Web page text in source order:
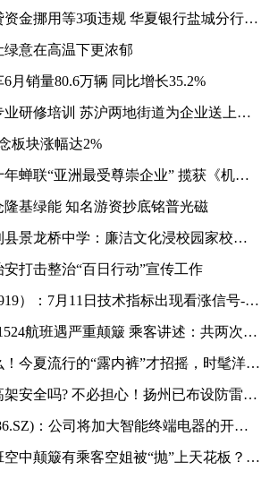
挪用等3项违规 华夏银行盐城分行被罚款98万元
意在高温下更浓郁
月销量80.6万辆 同比增长35.2%
培训 苏沪两地街道为企业送上人事管理“干货”
板块涨幅达2%
“亚洲最受尊崇企业” 揽获《机构投资者》七项大奖
基绿能 知名游资抄底铭普光磁
龙桥中学：廉洁文化浸校园家校共育树清风
打击整治“百日行动”宣传工作
：7月11日技术指标出现看涨信号-“红三兵”
严重颠簸 乘客讲述：共两次颠簸，第一次的安全提醒很重要
夏流行的“露内裤”才招摇，时髦洋气回头率高
安全吗? 不必担心！扬州已布设防雷系统
：公司将加大智能终端电器的开发力度
乘客空姐被“抛”上天花板？业内：晴空颠簸无法预测 系好安全带